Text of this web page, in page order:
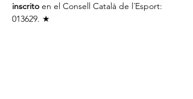
inscrito en el Consell Català de l´Esport:
013629. ★